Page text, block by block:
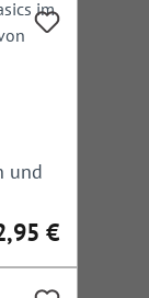
und
Preis:
€